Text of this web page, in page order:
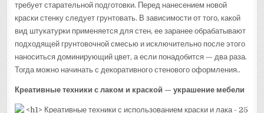
требует старательной подготовки. Перед нанесением новой
краски стенку следует грунтовать. В зависимости от того, какой
вид штукатурки применяется для стен, ее заранее обрабатывают
подходящей грунтовочной смесью и исключительно после этого
наноситься доминирующий цвет, а если понадобится — два раза.
Тогда можно начинать с декоративного стенового оформления..
Креативные техники с лаком и краской — украшение мебели